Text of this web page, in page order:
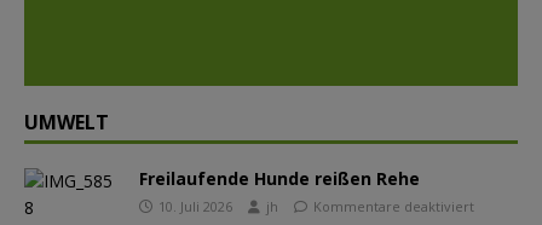
UMWELT
Freilaufende Hunde reißen Rehe
10. Juli 2026 jh Kommentare deaktiviert